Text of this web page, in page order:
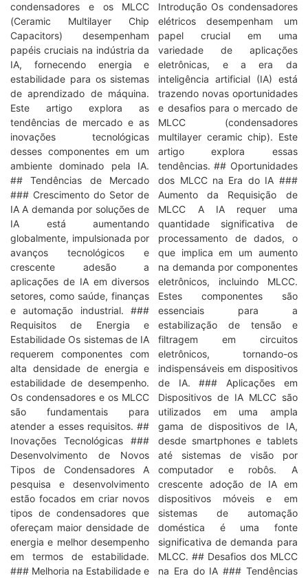
condensadores e os MLCC
(Ceramic Multilayer Chip
Capacitors) desempenham
papéis cruciais na indústria da
IA, fornecendo energia e
estabilidade para os sistemas
de aprendizado de máquina.
Este artigo explora as
tendências de mercado e as
inovações tecnológicas
desses componentes em um
ambiente dominado pela IA.
## Tendências de Mercado
### Crescimento do Setor de
IA A demanda por soluções de
IA está aumentando
globalmente, impulsionada por
avanços tecnológicos e
crescente adesão a
aplicações de IA em diversos
setores, como saúde, finanças
e automação industrial. ###
Requisitos de Energia e
Estabilidade Os sistemas de IA
requerem componentes com
alta densidade de energia e
estabilidade de desempenho.
Os condensadores e os MLCC
são fundamentais para
atender a esses requisitos. ##
Inovações Tecnológicas ###
Desenvolvimento de Novos
Tipos de Condensadores A
pesquisa e desenvolvimento
estão focados em criar novos
tipos de condensadores que
ofereçam maior densidade de
energia e melhor desempenho
em termos de estabilidade.
### Melhoria na Estabilidade e
Introdução Os condensadores
elétricos desempenham um
papel crucial em uma
variedade de aplicações
eletrônicas, e a era da
inteligência artificial (IA) está
trazendo novas oportunidades
e desafios para o mercado de
MLCC (condensadores
multilayer ceramic chip). Este
artigo explora essas
tendências. ## Oportunidades
dos MLCC na Era do IA ###
Aumento da Requisição de
MLCC A IA requer uma
quantidade significativa de
processamento de dados, o
que implica em um aumento
na demanda por componentes
eletrônicos, incluindo MLCC.
Estes componentes são
essenciais para a
estabilização de tensão e
filtragem em circuitos
eletrônicos, tornando-os
indispensáveis em dispositivos
de IA. ### Aplicações em
Dispositivos de IA MLCC são
utilizados em uma ampla
gama de dispositivos de IA,
desde smartphones e tablets
até sistemas de visão por
computador e robôs. A
crescente adoção de IA em
dispositivos móveis e em
sistemas de automação
doméstica é uma fonte
significativa de demanda para
MLCC. ## Desafios dos MLCC
na Era do IA ### Tendências